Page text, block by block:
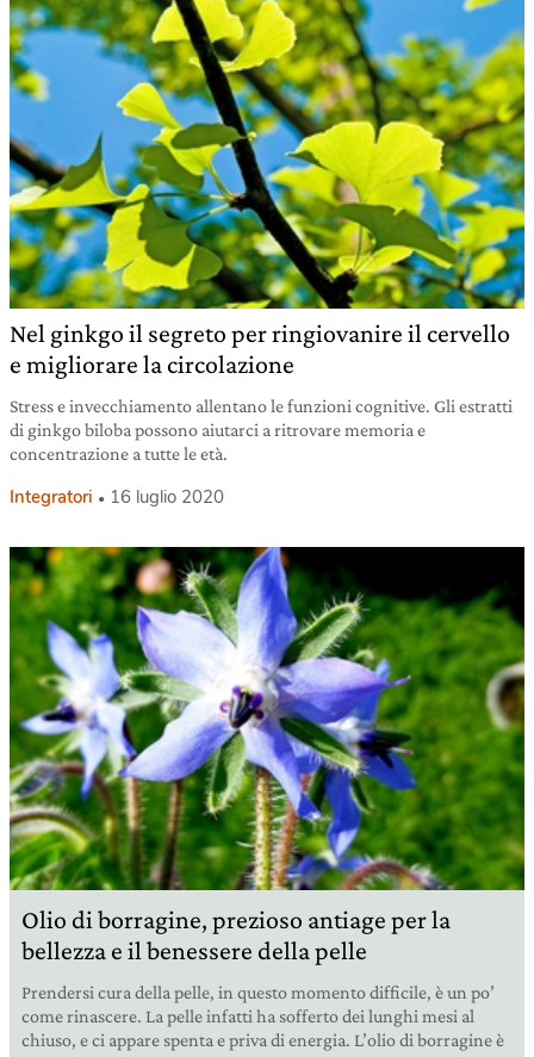
Nel ginkgo il segreto per ringiovanire il cervello
e migliorare la circolazione
Stress e invecchiamento allentano le funzioni cognitive. Gli estratti
di ginkgo biloba possono aiutarci a ritrovare memoria e
concentrazione a tutte le età.
Integratori 16 luglio 2020
Olio di borragine, prezioso antiage per la
bellezza e il benessere della pelle
Prendersi cura della pelle, in questo momento difficile, è un po’
come rinascere. La pelle infatti ha sofferto dei lunghi mesi al
chiuso, e ci appare spenta e priva di energia. L’olio di borragine è